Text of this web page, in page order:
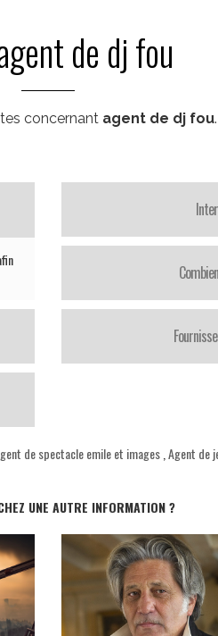
de dj fou
concernant agent de dj fou.
de spectacle emile et images, Agent de
UNE AUTRE INFORMATION ?